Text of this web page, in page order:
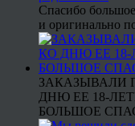
Спасибо
и оригинально
ЗАКАЗЫВАЛИ
ДНЮ ЕЕ 18-
БОЛЬШОЕ